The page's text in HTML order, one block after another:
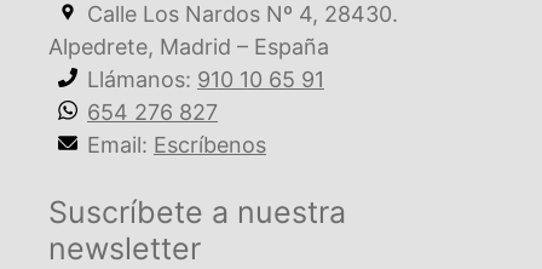
Calle Los Nardos Nº 4, 28430.
Alpedrete, Madrid – España
Llámanos: 910 10 65 91
654 276 827
Email: Escríbenos
Suscríbete a nuestra
newsletter